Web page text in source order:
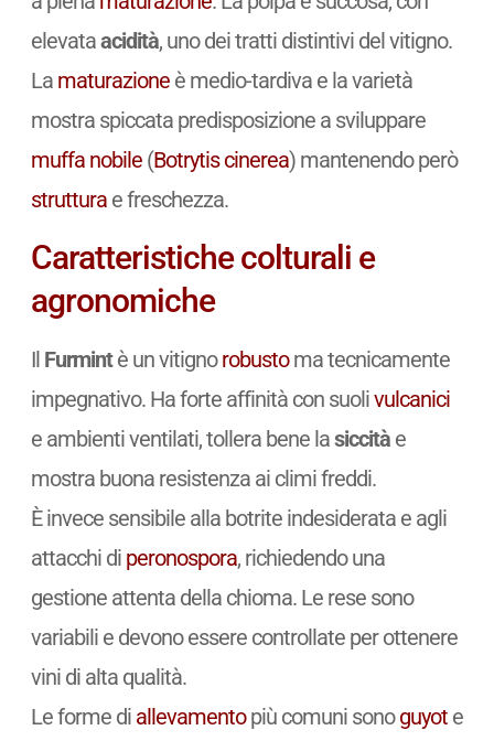
elevataacidità, uno dei tratti distintivi del vitigno.
La maturazioneè medio-tardiva e la varietà
mostra spiccata predisposizione a sviluppare
muffa nobile(Botrytis cinerea) mantenendo però
strutturae freschezza.
Caratteristiche colturali e
agronomiche
Il Furmintè un vitignorobustoma tecnicamente
impegnativo. Ha forte affinità con suolivulcanici
e ambienti ventilati, tollera bene lasiccitàe
mostra buona resistenza ai climi freddi.
È invece sensibile alla botrite indesiderata e agli
attacchi di peronospora, richiedendo una
gestione attenta della chioma. Le rese sono
variabili e devono essere controllate per ottenere
vini di alta qualità.
Le forme di allevamentopiù comuni sonoguyote